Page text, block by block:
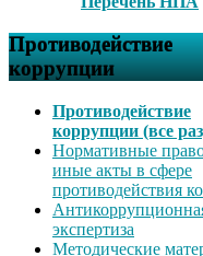
Противодействие
коррупции
Противодействие
коррупции (все
Нормативные
иные акты в сфере
противодействия
экспертиза
Методические